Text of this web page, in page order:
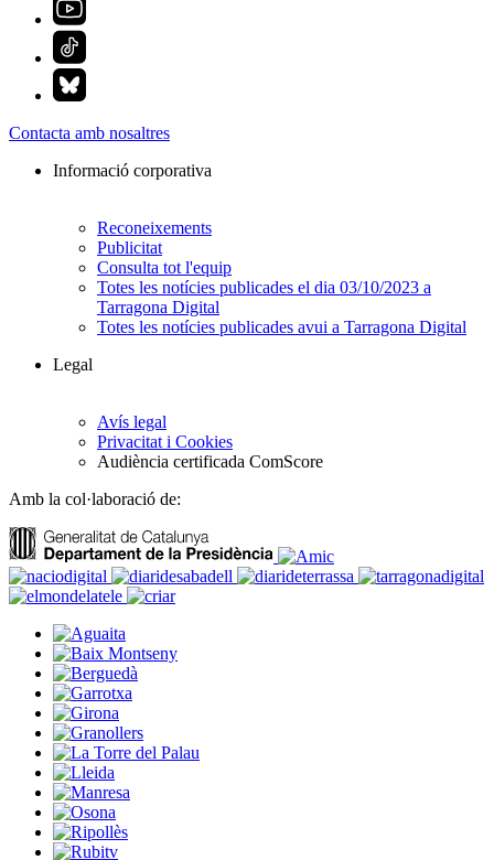
Contacta amb nosaltres
Informació corporativa
Reconeixements
Publicitat
Consulta tot l'equip
Totes les notícies publicades el dia 03/10/2023 a
Tarragona Digital
Totes les notícies publicades avui a Tarragona Digital
Legal
Avís legal
Privacitat i Cookies
Audiència certificada ComScore
Amb la col·laboració de: